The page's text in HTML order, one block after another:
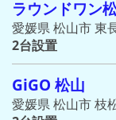
ラウンドワン
愛媛県 松山市 東
2台設置
GiGO 松山
愛媛県 松山市 枝